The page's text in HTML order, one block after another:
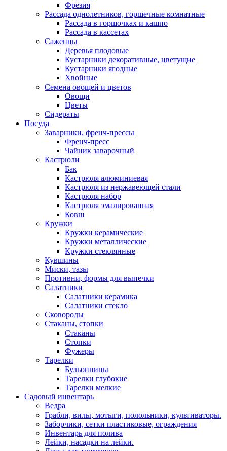
Фрезия
Рассада однолетников, горшечные комнатные
Рассада в горшочках и кашпо
Рассада в кассетах
Саженцы
Деревья плодовые
Кустарники декоративные, цветущие
Кустарники ягодные
Хвойные
Семена овощей и цветов
Овощи
Цветы
Сидераты
Посуда
Заварники, френч-прессы
Френч-пресс
Чайник заварочный
Кастрюли
Бак
Кастрюля алюминиевая
Кастрюля из нержавеющей стали
Кастрюля набор
Кастрюля эмалированная
Ковш
Кружки
Кружки керамические
Кружки металлические
Кружки стеклянные
Кувшины
Миски, тазы
Противни, формы для выпечки
Салатники
Салатники керамика
Салатники стекло
Сковороды
Стаканы, стопки
Стаканы
Стопки
Фужеры
Тарелки
Бульонницы
Тарелки глубокие
Тарелки мелкие
Садовый инвентарь
Ведра
Грабли, вилы, мотыги, полольники, культиваторы.
Заборчики, сетки пластиковые, ограждения
Инвентарь для полива
Лейки, насадки на лейки.